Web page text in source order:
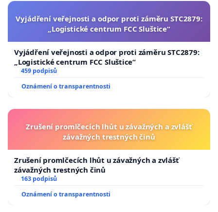
Vyjádření veřejnosti a odpor proti záměru STC2879:
„Logistické centrum FCC Sluštice“
Vyjádření veřejnosti a odpor proti záměru STC2879:
„Logistické centrum FCC Sluštice“
459 podpisů
Oznámení o transparentnosti
Zrušení promlčecích lhůt u závažných a zvlášť
závažných trestných činů
Zrušení promlčecích lhůt u závažných a zvlášť
závažných trestných činů
163 podpisů
Oznámení o transparentnosti